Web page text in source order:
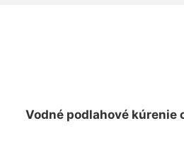
Vodné podlahové kúrenie